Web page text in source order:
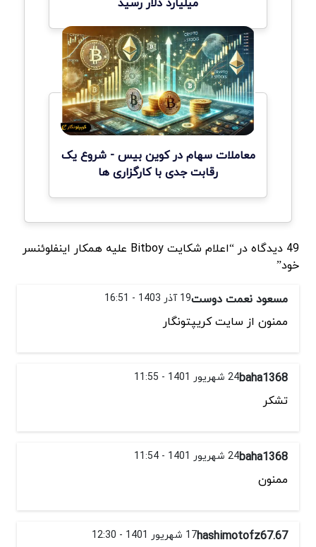
معاملات سهام در کوین بیس - شروع یک
رقابت جدی با کارگزاری ها
49 دیدگاه در “اعلام شکایت Bitboy علیه همکار اینفلوئنسر
خود”
مسعود نعمت دوست19 آذر 1403 - 16:51
ممنون از سایت کریپتونگار
baha136824 شهریور 1401 - 11:55
تشکر
baha136824 شهریور 1401 - 11:54
ممنون
hashimotofz67.6717 شهریور 1401 - 12:30